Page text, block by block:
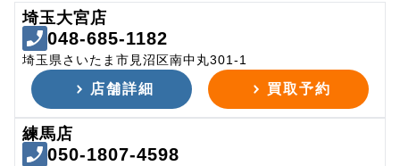
埼玉大宮店
048-685-1182
埼玉県さいたま市見沼区南中丸301-1
店舗詳細 買取予約
練馬店
050-1807-4598